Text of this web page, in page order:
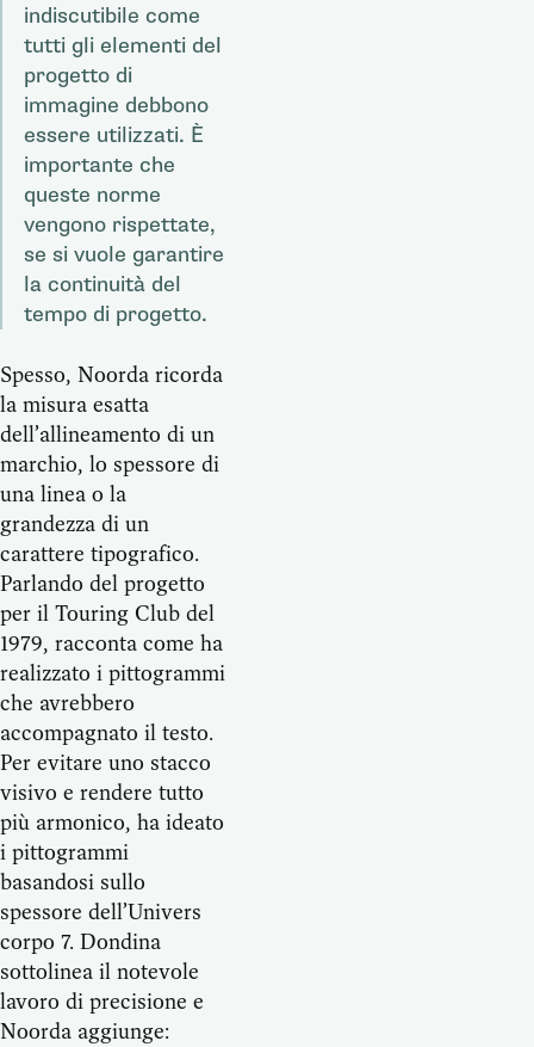
indiscutibile come
tutti gli elementi del
progetto di
immagine debbono
essere utilizzati. È
importante che
queste norme
vengono rispettate,
se si vuole garantire
la continuità del
tempo di progetto.
Spesso, Noorda ricorda
la misura esatta
dell’allineamento di un
marchio, lo spessore di
una linea o la
grandezza di un
carattere tipografico.
Parlando del progetto
per il Touring Club del
1979, racconta come ha
realizzato i pittogrammi
che avrebbero
accompagnato il testo.
Per evitare uno stacco
visivo e rendere tutto
più armonico, ha ideato
i pittogrammi
basandosi sullo
spessore dell’Univers
corpo 7. Dondina
sottolinea il notevole
lavoro di precisione e
Noorda aggiunge: